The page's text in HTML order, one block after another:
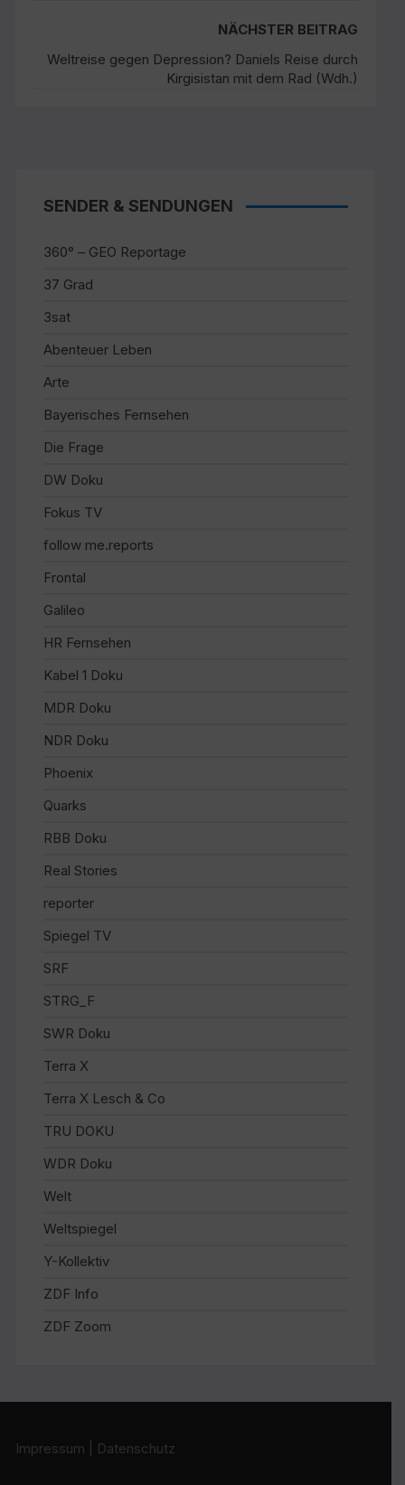
NÄCHSTER BEITRAG
Weltreise gegen Depression? Daniels Reise durch
Kirgisistan mit dem Rad (Wdh.)
SENDER & SENDUNGEN
360° – GEO Reportage
37 Grad
3sat
Abenteuer Leben
Arte
Bayerisches Fernsehen
Die Frage
DW Doku
Fokus TV
follow me.reports
Frontal
Galileo
HR Fernsehen
Kabel 1 Doku
MDR Doku
NDR Doku
Phoenix
Quarks
RBB Doku
Real Stories
reporter
Spiegel TV
SRF
STRG_F
SWR Doku
Terra X
Terra X Lesch & Co
TRU DOKU
WDR Doku
Welt
Weltspiegel
Y-Kollektiv
ZDF Info
ZDF Zoom
Impressum Datenschutz